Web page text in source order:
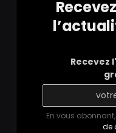
Recevez
En vous
de